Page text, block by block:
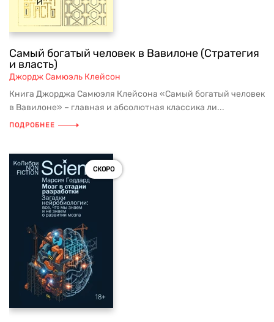
Самый богатый человек в Вавилоне (Стратегия
и власть)
Джордж Самюэль Клейсон
Книга Джорджа Самюэля Клейсона «Самый богатый человек
в Вавилоне» – главная и абсолютная классика ли...
ПОДРОБНЕЕ
СКОРО